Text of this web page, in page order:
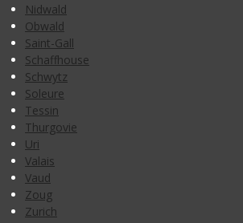
Nidwald
Obwald
Saint-Gall
Schaffhouse
Schwytz
Soleure
Tessin
Thurgovie
Uri
Valais
Vaud
Zoug
Zurich